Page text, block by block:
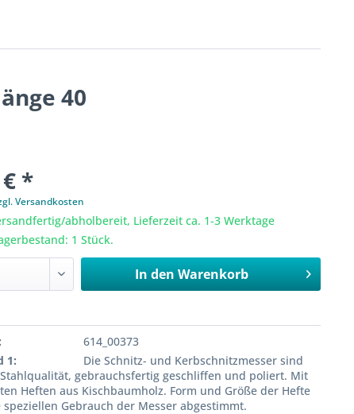
40
*
Versandkosten
abholbereit, Lieferzeit ca. 1-3 Werktage
1 Stück.
In den Warenkorb
614_00373
1:
Die Schnitz- und Kerbschnitzmesser sind
gebrauchsfertig geschliffen und poliert. Mit
Heften aus Kischbaumholz. Form und Größe der Hefte
Gebrauch der Messer abgestimmt.